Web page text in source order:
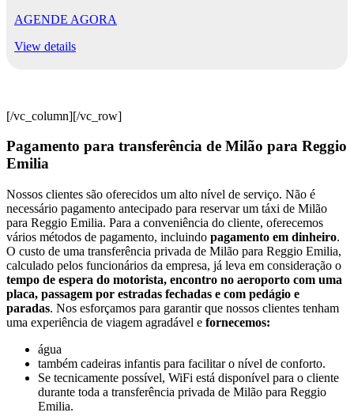
AGENDE AGORA
View details
[/vc_column][/vc_row]
Pagamento para transferência de Milão para Reggio
Emilia
Nossos clientes são oferecidos um alto nível de serviço. Não é
necessário pagamento antecipado para reservar um táxi de Milão
para Reggio Emilia. Para a conveniência do cliente, oferecemos
vários métodos de pagamento, incluindo pagamento em dinheiro.
O custo de uma transferência privada de Milão para Reggio Emilia,
calculado pelos funcionários da empresa, já leva em consideração o
tempo de espera do motorista, encontro no aeroporto com uma
placa, passagem por estradas fechadas e com pedágio e
paradas. Nos esforçamos para garantir que nossos clientes tenham
uma experiência de viagem agradável e fornecemos:
água
também cadeiras infantis para facilitar o nível de conforto.
Se tecnicamente possível, WiFi está disponível para o cliente
durante toda a transferência privada de Milão para Reggio
Emilia.